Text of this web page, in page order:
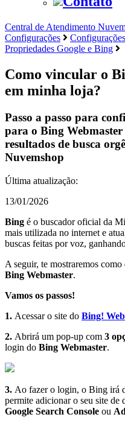
Central de Atendimento
Configurações
Propriedades Google e Bing
Como vincular o
em minha loja?
Passo a passo para
para o Bing
resultados de busca
Nuvemshop
Última atualização:
13/01/2026
Bing é o buscador oficial da
mais utilizada no internet e
buscas feitas por voz,
A seguir, te mostraremos
Bing Webmaster.
Vamos os passos!
1. Acessar o site do Bing!
2. Abrirá um pop-up com 3
login do Bing Webmaster.
3. Ao fazer o login, o Bing irá
permite adicionar o seu site de
Google Search Console ou